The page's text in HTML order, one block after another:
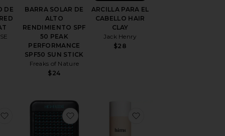
DE
BARRA SOLAR DE
ALTO
RENDIMIENTO SPF
50 PEAK
PERFORMANCE
SPF50 SUN STICK
Freaks of Nature
$24
ARCILLA PARA EL
CABELLO HAIR
CLAY
Jack Henry
$28
favoritoCHAMPÚ DE VOLUMEN MÁXIMO MAX VOLUME
favoritoESTERA PEMF INFRARROJA